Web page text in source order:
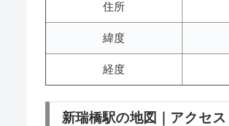
住所
緯度
経度
新瑞橋駅の地図｜アクセス